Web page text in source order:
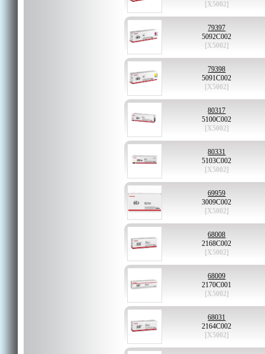
[X5002]
79397
5092C002
[X5002]
79398
5091C002
[X5002]
80317
5100C002
[X5002]
80331
5103C002
[X5002]
69959
3009C002
[X5002]
68008
2168C002
[X5002]
68009
2170C001
[X5002]
68031
2164C002
[X5002]